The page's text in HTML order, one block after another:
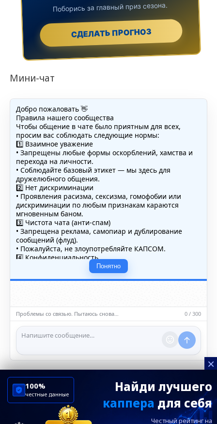
Поборись за главный приз сезона.
СДЕЛАТЬ ПРОГНОЗ
Мини-чат
Добро пожаловать 👋
Правила нашего сообщества
Чтобы общение в чате было приятным для всех,
просим вас соблюдать следующие нормы:
1️⃣ Взаимное уважение
• Запрещены любые формы оскорблений, хамства и
перехода на личности.
• Соблюдайте базовый этикет — мы здесь для
дружелюбного общения.
2️⃣ Нет дискриминации
• Проявления расизма, сексизма, гомофобии или
дискриминации по любым признакам караются
мгновенным баном.
3️⃣ Чистота чата (анти-спам)
• Запрещена реклама, самопиар и дублирование
сообщений (флуд).
• Пожалуйста, не злоупотребляйте КАПСОМ.
4️⃣ Конфиденциальность
• Не публикуйте личные данные — свои или чужие
(телефоны, адреса, документы).
5️⃣ Уместность контента
насилию.
ℹ️ Модераторы и администраторы вправе удалять
сообщения и ограничивать доступ к чату при
нарушении правил.
Понятно
Проблемы со связью. Пытаюсь снова… 0 / 300
×
Найди лучшего
каппера для себя
Честный рейтинг на
100%
честные данные
ChelseaBluesRu ФК Челси